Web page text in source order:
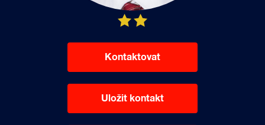
Kontaktovat
Uložit kontakt